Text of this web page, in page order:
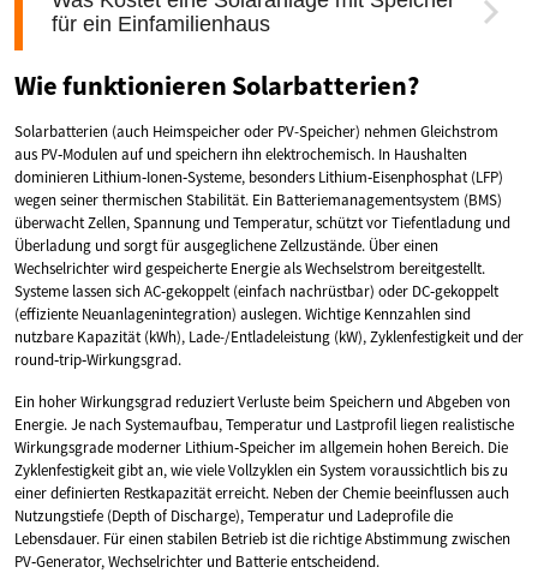
Wie funktionieren Solarbatterien?
Solarbatterien (auch Heimspeicher oder PV-Speicher) nehmen Gleichstrom
aus PV‑Modulen auf und speichern ihn elektrochemisch. In Haushalten
dominieren Lithium‑Ionen‑Systeme, besonders Lithium‑Eisenphosphat (LFP)
wegen seiner thermischen Stabilität. Ein Batteriemanagementsystem (BMS)
überwacht Zellen, Spannung und Temperatur, schützt vor Tiefentladung und
Überladung und sorgt für ausgeglichene Zellzustände. Über einen
Wechselrichter wird gespeicherte Energie als Wechselstrom bereitgestellt.
Systeme lassen sich AC‑gekoppelt (einfach nachrüstbar) oder DC‑gekoppelt
(effiziente Neuanlagenintegration) auslegen. Wichtige Kennzahlen sind
nutzbare Kapazität (kWh), Lade-/Entladeleistung (kW), Zyklenfestigkeit und der
round‑trip‑Wirkungsgrad.
Ein hoher Wirkungsgrad reduziert Verluste beim Speichern und Abgeben von
Energie. Je nach Systemaufbau, Temperatur und Lastprofil liegen realistische
Wirkungsgrade moderner Lithium‑Speicher im allgemein hohen Bereich. Die
Zyklenfestigkeit gibt an, wie viele Vollzyklen ein System voraussichtlich bis zu
einer definierten Restkapazität erreicht. Neben der Chemie beeinflussen auch
Nutzungstiefe (Depth of Discharge), Temperatur und Ladeprofile die
Lebensdauer. Für einen stabilen Betrieb ist die richtige Abstimmung zwischen
PV‑Generator, Wechselrichter und Batterie entscheidend.